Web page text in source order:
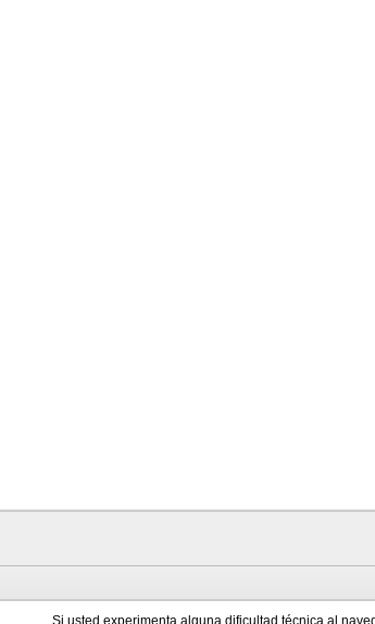
Si usted experimenta alguna dificultad técnica al